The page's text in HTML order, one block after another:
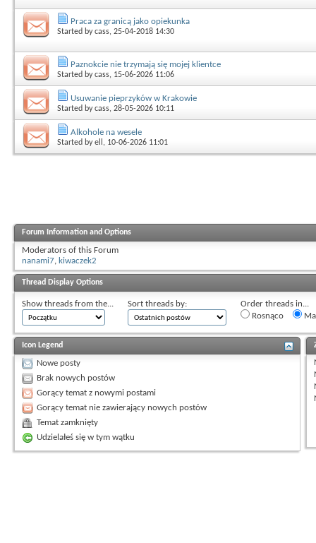
Praca za granicą jako opiekunka
Started bycass, 25-04-2018 14:30
Paznokcie nie trzymają się mojej klientce
Started bycass, 15-06-2026 11:06
Usuwanie pieprzyków w Krakowie
Started bycass, 28-05-2026 10:11
Alkohole na wesele
Started byell , 10-06-2026 11:01
Forum Information and Options
Moderators of this Forum
nanami7, kiwaczek2
Thread Display Options
Show threads from the... Sort threads by:
Order threads in...
Rosnąco
Icon Legend
Nowe posty
Brak nowych postów
Gorący temat z nowymi postami
Gorący temat nie zawierający nowych postów
Temat zamknięty
Udzielałeś się w tym wątku